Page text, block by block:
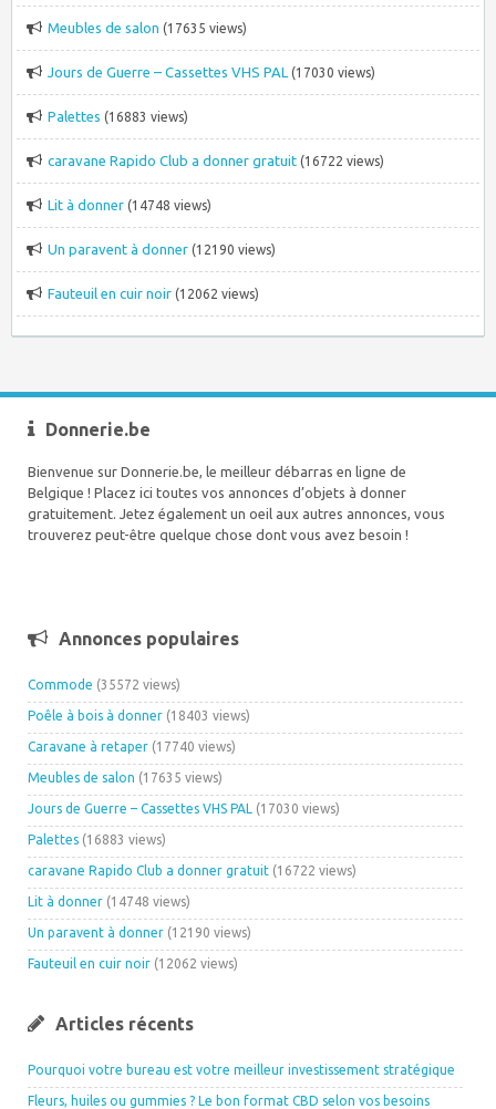
Meubles de salon (17635 views)
Jours de Guerre – Cassettes VHS PAL (17030 views)
Palettes (16883 views)
caravane Rapido Club a donner gratuit (16722 views)
Lit à donner (14748 views)
Un paravent à donner (12190 views)
Fauteuil en cuir noir (12062 views)
Donnerie.be
Bienvenue sur Donnerie.be, le meilleur débarras en ligne de
Belgique ! Placez ici toutes vos annonces d’objets à donner
gratuitement. Jetez également un oeil aux autres annonces, vous
trouverez peut-être quelque chose dont vous avez besoin !
Annonces populaires
Commode (35572 views)
Poêle à bois à donner (18403 views)
Caravane à retaper (17740 views)
Meubles de salon (17635 views)
Jours de Guerre – Cassettes VHS PAL (17030 views)
Palettes (16883 views)
caravane Rapido Club a donner gratuit (16722 views)
Lit à donner (14748 views)
Un paravent à donner (12190 views)
Fauteuil en cuir noir (12062 views)
Articles récents
Pourquoi votre bureau est votre meilleur investissement stratégique
Fleurs, huiles ou gummies ? Le bon format CBD selon vos besoins